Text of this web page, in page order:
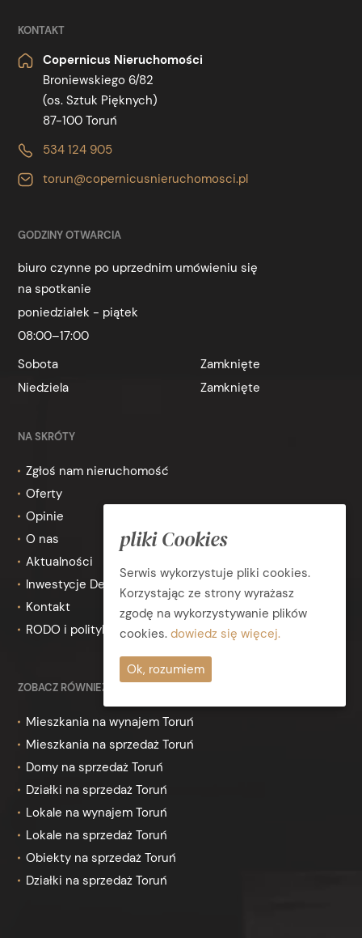
KONTAKT
Copernicus Nieruchomości
Broniewskiego 6/82
(os. Sztuk Pięknych)
87-100 Toruń
534 124 905
torun@copernicusnieruchomosci.pl
GODZINY OTWARCIA
biuro czynne po uprzednim umówieniu się
na spotkanie
poniedziałek - piątek
08:00–17:00
Sobota
Zamknięte
Niedziela
Zamknięte
NA SKRÓTY
Zgłoś nam nieruchomość
Oferty
Opinie
O nas
Aktualności
Inwestycje Deweloperskie
Kontakt
RODO i polityka prywatności
ZOBACZ RÓWNIEŻ
Mieszkania na wynajem Toruń
Mieszkania na sprzedaż Toruń
Domy na sprzedaż Toruń
Działki na sprzedaż Toruń
Lokale na wynajem Toruń
Lokale na sprzedaż Toruń
Obiekty na sprzedaż Toruń
Działki na sprzedaż Toruń
pliki Cookies
Serwis wykorzystuje pliki cookies.
Korzystając ze strony wyrażasz
zgodę na wykorzystywanie plików
cookies. dowiedz się więcej.
Ok, rozumiem